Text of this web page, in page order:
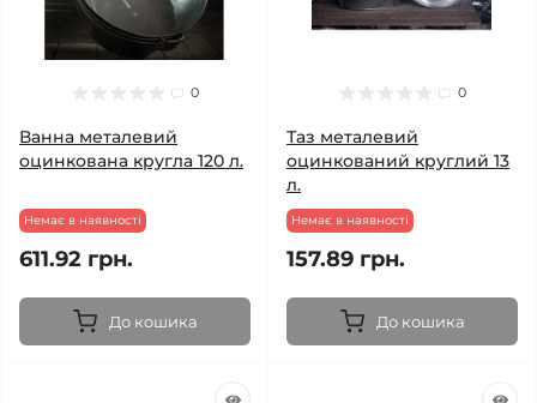
0
Ванна металевий
оцинкована кругла 120 л.
Немає в наявності
611.92 грн.
До кошика
0
Таз металевий
оцинкований круглий 13
л.
Немає в наявності
157.89 грн.
До кошика